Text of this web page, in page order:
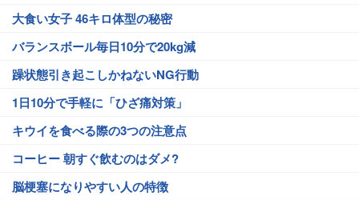
大食い女子 46キロ体型の秘密
バランスボール毎日10分で20kg減
躁状態引き起こしかねないNG行動
1日10分で手軽に「ひざ痛対策」
キウイを食べる際の3つの注意点
コーヒー 朝すぐ飲むのはダメ?
脳梗塞になりやすい人の特徴